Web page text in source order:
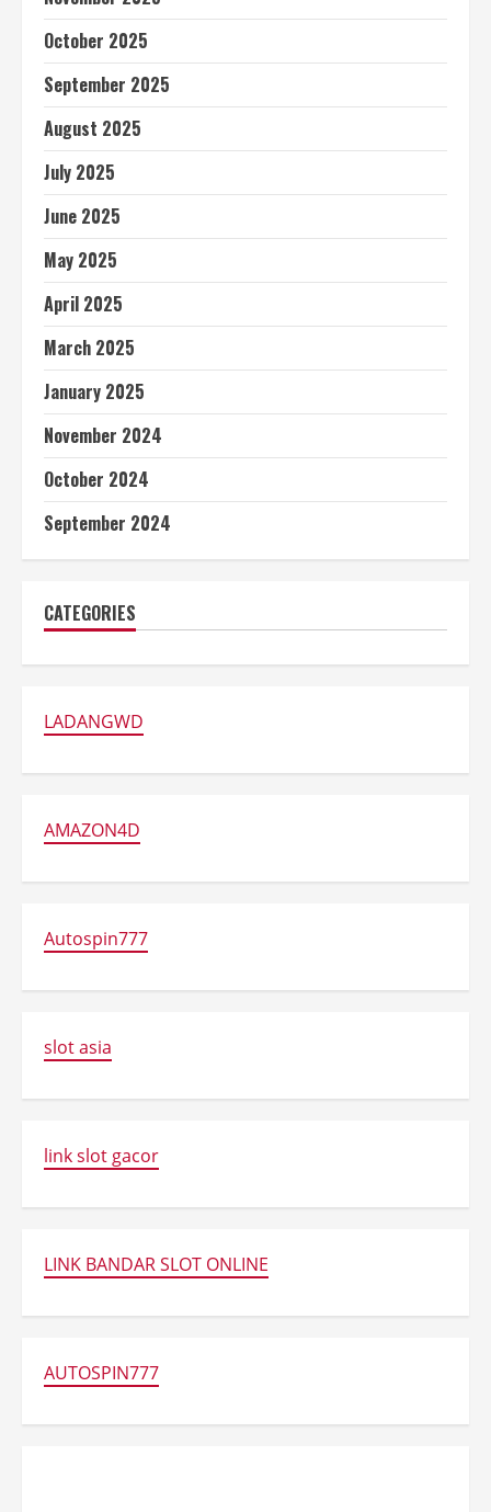
October 2025
September 2025
August 2025
July 2025
June 2025
May 2025
April 2025
March 2025
January 2025
November 2024
October 2024
September 2024
CATEGORIES
LADANGWD
AMAZON4D
Autospin777
slot asia
link slot gacor
LINK BANDAR SLOT ONLINE
AUTOSPIN777